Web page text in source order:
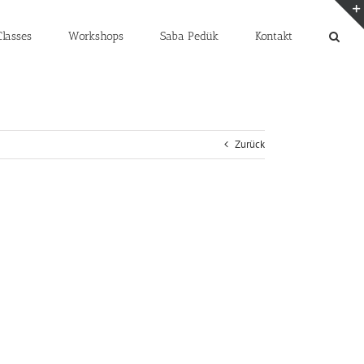
Workshops Saba Pedük Kontakt
Zurück